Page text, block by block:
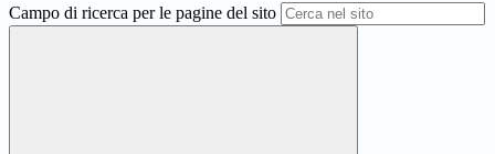
Campo di ricerca per le pagine del sito